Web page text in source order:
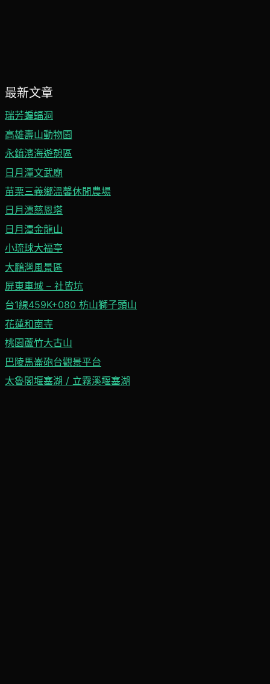
最新文章
瑞芳蝙蝠洞
高雄壽山動物園
永鎮濱海遊憩區
日月潭文武廟
苗栗三義鄉溫馨休閒農場
日月潭慈恩塔
日月潭金龍山
小琉球大福亭
大鵬灣風景區
屏東車城 – 社皆坑
台1線459K+080 枋山獅子頭山
花蓮和南寺
桃園蘆竹大古山
巴陵馬崙砲台觀景平台
太魯閣堰塞湖 / 立霧溪堰塞湖